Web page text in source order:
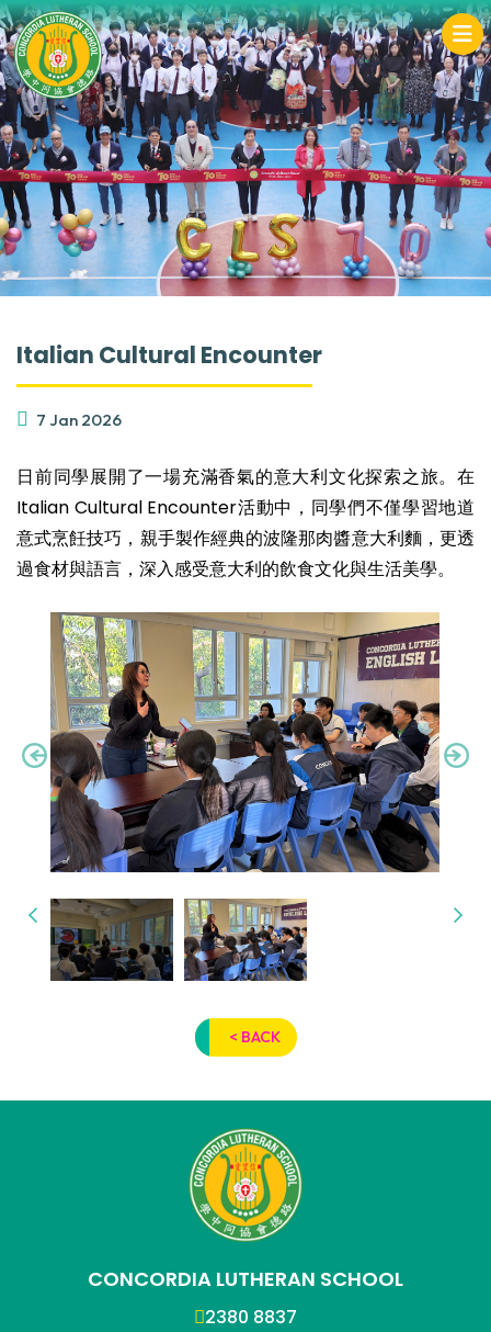
Italian Cultural Encounter
7 Jan 2026
日前同學展開了一場充滿香氣的意大利文化探索之旅。在
Italian Cultural Encounter活動中，同學們不僅學習地道
意式烹飪技巧，親手製作經典的波隆那肉醬意大利麵，更透
過食材與語言，深入感受意大利的飲食文化與生活美學。
< BACK
CONCORDIA LUTHERAN SCHOOL
2380 8837